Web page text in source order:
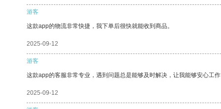
游客
这款app的物流非常快捷，我下单后很快就能收到商品。
2025-09-12
游客
这款app的客服非常专业，遇到问题总是能够及时解决，让我能够安心工
2025-09-12